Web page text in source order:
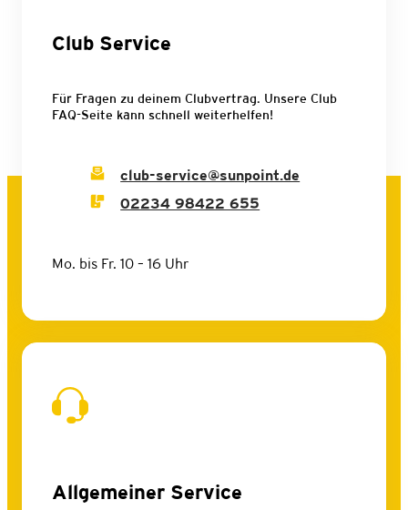
Club Service
Für Fragen zu deinem Clubvertrag. Unsere Club
FAQ-Seite kann schnell weiterhelfen!
club-service@sunpoint.de
02234 98422 655
Mo. bis Fr. 10 – 16 Uhr
Allgemeiner Service